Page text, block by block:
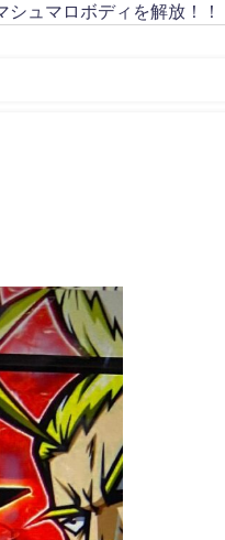
ュマロボディを解放！！